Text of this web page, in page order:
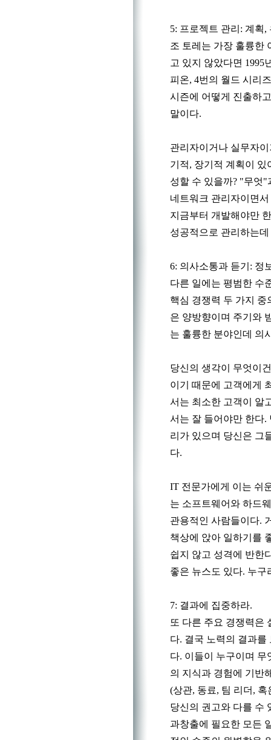
5: 프로젝트 관리: 계획,
조 토레는 가장 훌륭한
고 있지 않았다면 1995
피온, 4번의 월드 시리
시즌에 어떻게 진출하
말이다.
관리자이거나 실무자
기적, 장기적 계획이 있
성할 수 있을까? "무엇
네트워크 관리자이면
지금부터 개발해야만
성공적으로 관리하는
6: 의사소통과 듣기: 정
다른 일에는 평범한 수
핵심 경쟁력 두 가지
은 양방향이며 주기와
는 훌륭한 분야인데 의
당신의 생각이 무엇이
이기 때문에 고객에게
서는 최소한 고객이 알
서는 잘 들어야만 한다.
리가 있으며 당신은 그
다.
IT 전문가에게 이는 쉬
는 소프트웨어와 하드
관용적인 사람들이다.
책상에 앉아 일하기를
쉽지 않고 성격에 반한
좋은 뉴스도 있다. 누
7: 결과에 집중하라.
또 다른 주요 경쟁력은
다. 결국 노력의 결과
다. 이들이 누구이며
의 지식과 경험에 기반
(상관, 동료, 팀 리더,
당신의 권고와 다를 수
과창출에 필요한 모든